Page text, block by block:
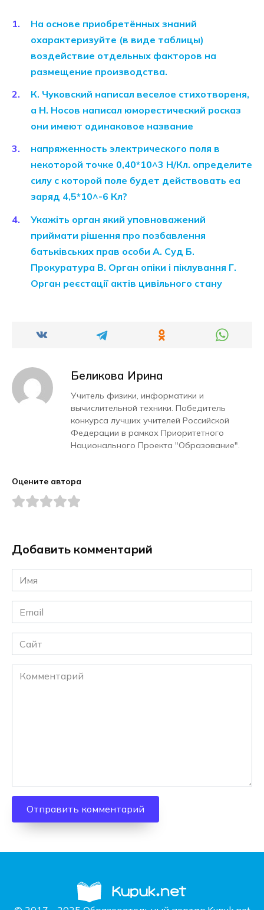
На основе приобретённых знаний
охарактеризуйте (в виде таблицы)
воздействие отдельных факторов на
размещение производства.
К. Чуковский написал веселое стихотвореня,
а Н. Носов написал юморестический росказ
они имеют одинаковое название
напряженность электрического поля в
некоторой точке 0,40*10^3 Н/Кл. определите
силу с которой поле будет действовать еа
заряд 4,5*10^-6 Кл?
Укажіть орган який уповноважений
приймати рішення про позбавлення
батьківських прав особи А. Суд Б.
Прокуратура В. Орган опіки і піклування Г.
Орган реєстації актів цивільного стану
Беликова Ирина
Учитель физики, информатики и
вычислительной техники. Победитель
конкурса лучших учителей Российской
Федерации в рамках Приоритетного
Национального Проекта "Образование".
Оцените автора
Добавить комментарий
Имя
*
Email
*
Сайт
Комментарий